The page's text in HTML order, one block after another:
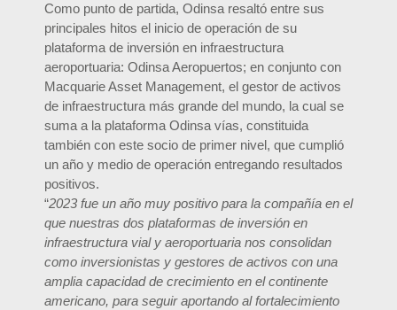
Como punto de partida, Odinsa resaltó entre sus
principales hitos el inicio de operación de su
plataforma de inversión en infraestructura
aeroportuaria: Odinsa Aeropuertos; en conjunto con
Macquarie Asset Management, el gestor de activos
de infraestructura más grande del mundo, la cual se
suma a la plataforma Odinsa vías, constituida
también con este socio de primer nivel, que cumplió
un año y medio de operación entregando resultados
positivos.
“2023 fue un año muy positivo para la compañía en el
que nuestras dos plataformas de inversión en
infraestructura vial y aeroportuaria nos consolidan
como inversionistas y gestores de activos con una
amplia capacidad de crecimiento en el continente
americano, para seguir aportando al fortalecimiento